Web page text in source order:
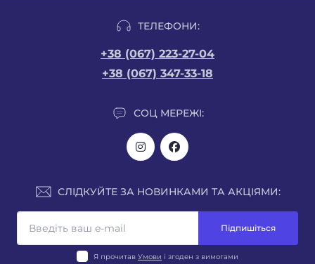
ТЕЛЕФОНИ:
+38 (067) 223-27-04
+38 (067) 347-33-18
СОЦ МЕРЕЖІ:
СЛІДКУЙТЕ ЗА НОВИНКАМИ ТА АКЦІЯМИ:
Підпишіться
Я прочитав Умови і згоден з вимогами